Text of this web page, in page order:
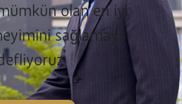
olan en iyi
sağlamayı